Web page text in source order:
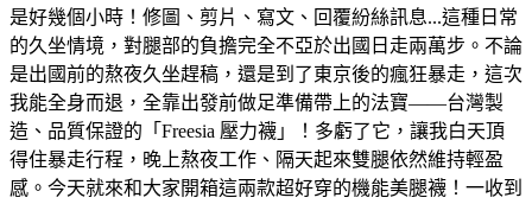
是好幾個小時！修圖、剪片、寫文、回覆紛絲訊息...這種日常
的久坐情境，對腿部的負擔完全不亞於出國日走兩萬步。不論
是出國前的熬夜久坐趕稿，還是到了東京後的瘋狂暴走，這次
我能全身而退，全靠出發前做足準備帶上的法寶——台灣製
造、品質保證的「Freesia 壓力襪」！多虧了它，讓我白天頂
得住暴走行程，晚上熬夜工作、隔天起來雙腿依然維持輕盈
感。今天就來和大家開箱這兩款超好穿的機能美腿襪！一收到